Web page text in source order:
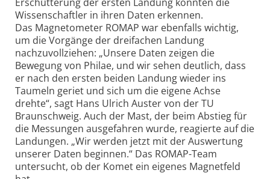
Erschütterung der ersten Landung konnten die
Wissenschaftler in ihren Daten erkennen.
Das Magnetometer ROMAP war ebenfalls wichtig,
um die Vorgänge der dreifachen Landung
nachzuvollziehen: „Unsere Daten zeigen die
Bewegung von Philae, und wir sehen deutlich, dass
er nach den ersten beiden Landung wieder ins
Taumeln geriet und sich um die eigene Achse
drehte“, sagt Hans Ulrich Auster von der TU
Braunschweig. Auch der Mast, der beim Abstieg für
die Messungen ausgefahren wurde, reagierte auf die
Landungen. „Wir werden jetzt mit der Auswertung
unserer Daten beginnen.“ Das ROMAP-Team
untersucht, ob der Komet ein eigenes Magnetfeld